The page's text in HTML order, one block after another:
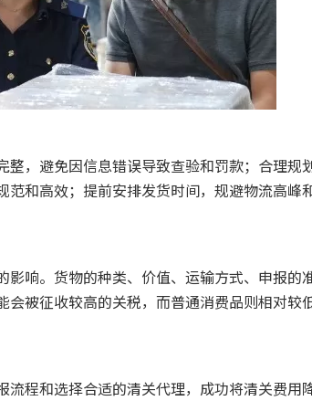
，避免因信息错误导致查验和罚款；合理规
和高效；提前安排发货时间，规避物流高峰
响。货物的种类、价值、运输方式、申报的
被征收较高的关税，而普通消费品则相对较
程和选择合适的清关代理，成功将清关费用